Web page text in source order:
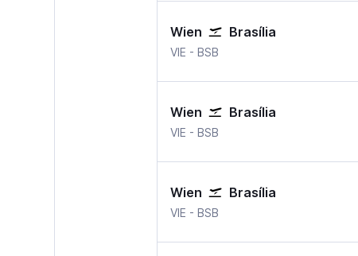
Wien Brasília
VIE Wien-Schwechat
- BSB
Wien Brasília
VIE Wien-Schwechat
- BSB
Wien Brasília
VIE Wien-Schwechat
- BSB